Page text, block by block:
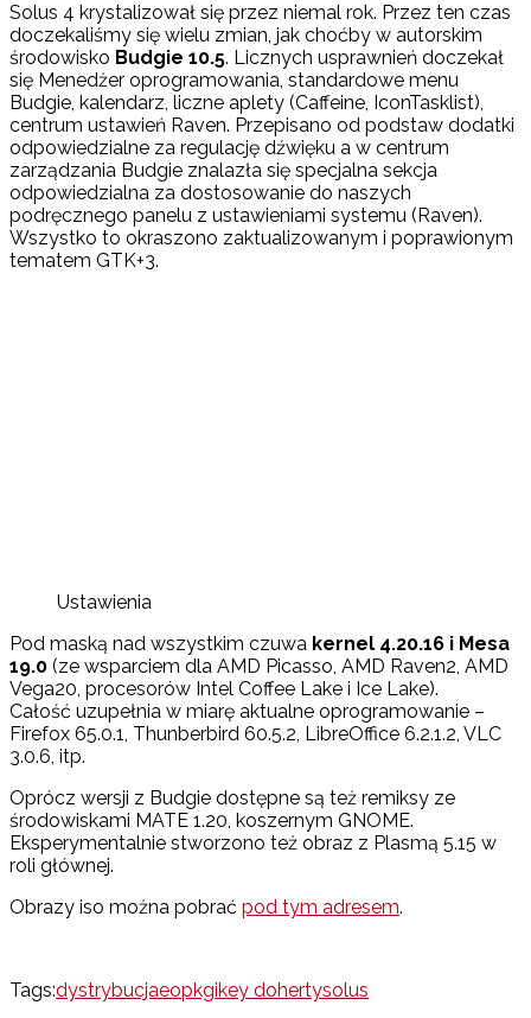
Solus 4 krystalizował się przez niemal rok. Przez ten czas
doczekaliśmy się wielu zmian, jak choćby w autorskim
środowisko Budgie 10.5. Licznych usprawnień doczekał
się Menedżer oprogramowania, standardowe menu
Budgie, kalendarz, liczne aplety (Caffeine, IconTasklist),
centrum ustawień Raven. Przepisano od podstaw dodatki
odpowiedzialne za regulację dźwięku a w centrum
zarządzania Budgie znalazła się specjalna sekcja
odpowiedzialna za dostosowanie do naszych
podręcznego panelu z ustawieniami systemu (Raven).
Wszystko to okraszono zaktualizowanym i poprawionym
tematem GTK+3.
Ustawienia
Pod maską nad wszystkim czuwa kernel 4.20.16 i Mesa
19.0 (ze wsparciem dla AMD Picasso, AMD Raven2, AMD
Vega20, procesorów Intel Coffee Lake i Ice Lake).
Całość uzupełnia w miarę aktualne oprogramowanie –
Firefox 65.0.1, Thunberbird 60.5.2, LibreOffice 6.2.1.2, VLC
3.0.6, itp.
Oprócz wersji z Budgie dostępne są też remiksy ze
środowiskami MATE 1.20, koszernym GNOME.
Eksperymentalnie stworzono też obraz z Plasmą 5.15 w
roli głównej.
Obrazy iso można pobrać pod tym adresem.
Tags:dystrybucjaeopkgikey dohertysolus